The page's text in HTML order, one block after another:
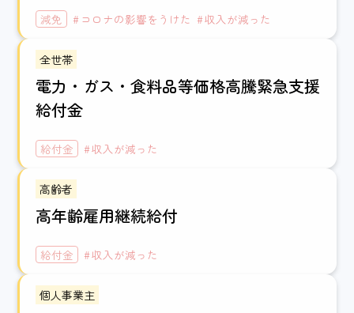
減免 コロナの影響をうけた 収入が減った
全世帯
電力・ガス・食料品等価格高騰緊急支援
給付金
給付金 収入が減った
高齢者
高年齢雇用継続給付
給付金 収入が減った
個人事業主